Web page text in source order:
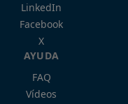
LinkedIn
Facebook
X
AYUDA
FAQ
Vídeos